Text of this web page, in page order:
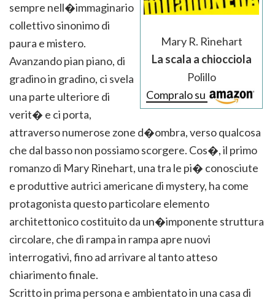
Mary R. Rinehart
La scala a chiocciola
Polillo
Compralo su
sempre nell�immaginario
collettivo sinonimo di
paura e mistero.
Avanzando pian piano, di
gradino in gradino, ci svela
una parte ulteriore di
verit� e ci porta,
attraverso numerose zone d�ombra, verso qualcosa
che dal basso non possiamo scorgere. Cos�, il primo
romanzo di Mary Rinehart, una tra le pi� conosciute
e produttive autrici americane di mystery, ha come
protagonista questo particolare elemento
architettonico costituito da un�imponente struttura
circolare, che di rampa in rampa apre nuovi
interrogativi, fino ad arrivare al tanto atteso
chiarimento finale.
Scritto in prima persona e ambientato in una casa di